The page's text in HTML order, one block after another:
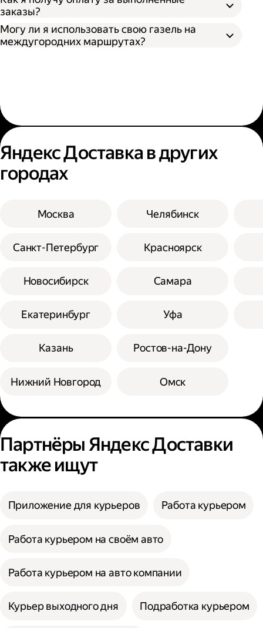
заказы?
Могу ли я использовать свою газель на
междугородних маршрутах?
Яндекс Доставка в других
городах
Москва
Санкт-Петербург
Новосибирск
Екатеринбург
Казань
Нижний Новгород
Челябинск
Красноярск
Самара
Уфа
Ростов-на-Дону
Омск
Партнёры Яндекс Доставки
также ищут
Приложение для курьеров Работа курьером
Работа курьером на своём авто
Работа курьером на авто компании
Курьер выходного дня Подработка курьером